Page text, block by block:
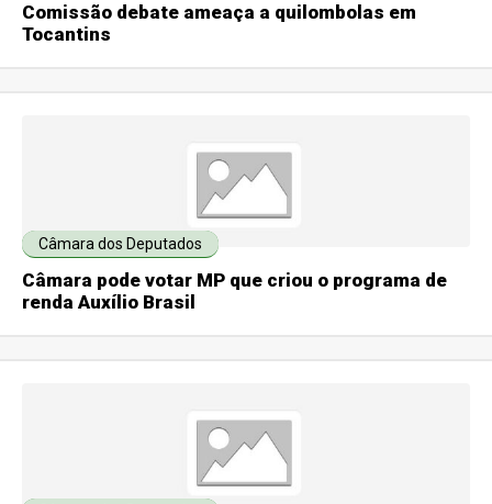
Comissão debate ameaça a quilombolas em
Tocantins
Câmara dos Deputados
Câmara pode votar MP que criou o programa de
renda Auxílio Brasil